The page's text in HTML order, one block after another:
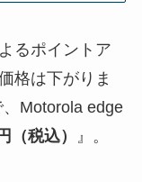
るポイントア
格は下がりま
Motorola edge
（税込） 』。